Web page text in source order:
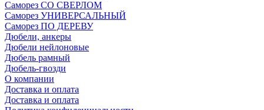
Саморез СО СВЕРЛОМ
Саморез УНИВЕРСАЛЬНЫЙ
Саморез ПО ДЕРЕВУ
Дюбели, анкеры
Дюбели нейлоновые
Дюбель рамный
Дюбель-гвозди
О компании
Доставка и оплата
Доставка и оплата